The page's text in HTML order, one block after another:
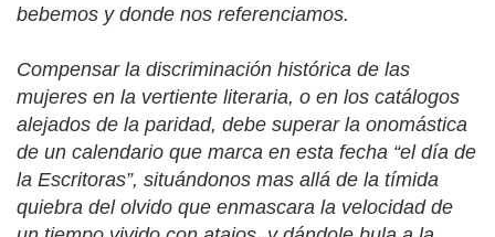
bebemos y donde nos referenciamos.
Compensar la discriminación histórica de las
mujeres en la vertiente literaria, o en los catálogos
alejados de la paridad, debe superar la onomástica
de un calendario que marca en esta fecha “el día de
la Escritoras”, situándonos mas allá de la tímida
quiebra del olvido que enmascara la velocidad de